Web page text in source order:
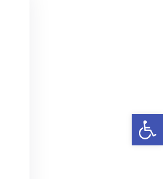
פתח סרגל נגישות